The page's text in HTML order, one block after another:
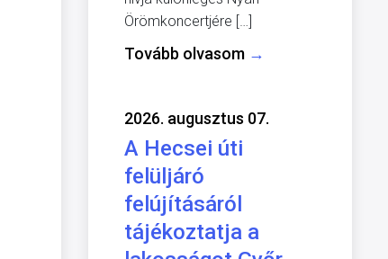
Örömkoncertjére […]
Tovább olvasom →
2026. augusztus 07.
A Hecsei úti
felüljáró
felújításáról
tájékoztatja a